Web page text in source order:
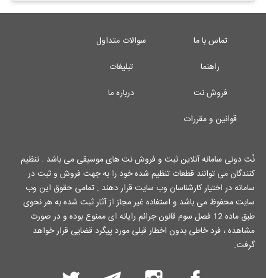
تماس با ما
سوالات متداول
راهنما
تبلیغات
فروش نت
درباره ما
قوانین و مقررات
نُت دونی سامانه آنلاین ثبت و فروش نت های موسیقی می باشد . تنظیم
کنندگان می توانند قطعات تنظیم شده خود را به جهت فروش و ثبت در
سامانه در اختیار کارشناسان وب سایت قرار دهند . تمامی حقوق این وب
سایت محفوظ می باشد و استفاده غیر مجاز از آثار ثبت شده به هر نحوی
طبق ماده 12 فصل سوم قانون جرائم رایانه ای ممنوع بوده و در صورت
مشاهده ، فرد خاطی بدون اخطار قبلی مورد پیگرد قضایی قرار خواهد
گرفت.